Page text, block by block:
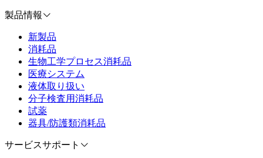
製品情報
新製品
消耗品
生物工学プロセス消耗品
医療システム
液体取り扱い
分子検査用消耗品
試薬
器具/防護類消耗品
サービスサポート